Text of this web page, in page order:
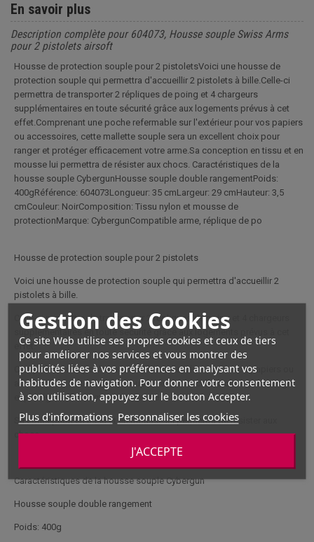
Gestion des Cookies
Ce site Web utilise ses propres cookies et ceux de tiers
pour améliorer nos services et vous montrer des
publicités liées à vos préférences en analysant vos
habitudes de navigation. Pour donner votre consentement
à son utilisation, appuyez sur le bouton Accepter.
Plus d'informations Personnaliser les cookies
J'ACCEPTE
En savoir plus
Description complète pour 604073, Housse souple Swiss Arms
pour 2 pistolets airsoft
Housse de protection souple pour 2 pistoletsVoici une housse de
protection souple qui permettra d'accueillir 2 pistolets à bille.Celle-ci
permettra de transporter 2 répliques de poing et 4 chargeurs
supplémentaires en toute sécurité grâce aux logements prévus à cet
effet.Comprenant une poche refermable sur l'extérieur pour vos papiers
ou accessoires, cette mallette souple sera un excellent choix pour
ranger et protéger efficacement votre arme.Sa conception en tissu et en
mousse lui permettra de résister aux chocs. Caractéristiques de la
housse souple CybergunHousse souple double rangementPoids:
400gRéférence: 604073Longueur: 35 cmLargeur: 29 cmHauteur: 3,5
cmCouleur: NoirComposition: Tissu nylon et mousse de
protectionMarque: CybergunCompatible arme, réplique de po
Housse de protection souple pour 2 pistolets
Voici une housse de protection souple qui permettra d'accueillir 2
pistolets à bille.
Celle-ci permettra de transporter 2 répliques de poing et 4 chargeurs
supplémentaires en toute sécurité grâce aux logements prévus à cet
effet.
Comprenant une poche refermable sur l'extérieur pour vos papiers ou
accessoires, cette mallette souple sera un excellent choix pour ranger
et protéger efficacement votre arme.
Sa conception en tissu et en mousse lui permettra de résister aux
chocs.
Caractéristiques de la housse souple Cybergun
Housse souple double rangement
Poids: 400g